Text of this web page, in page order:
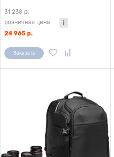
31 238 р. -
розничная цена
24 965 р.
Заказать